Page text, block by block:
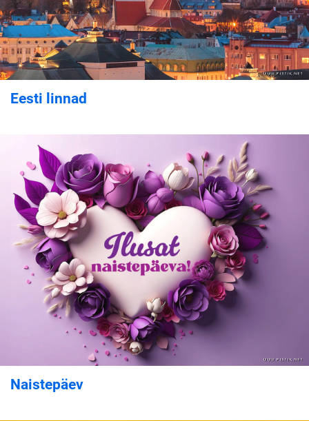
Eesti linnad
Naistepäev